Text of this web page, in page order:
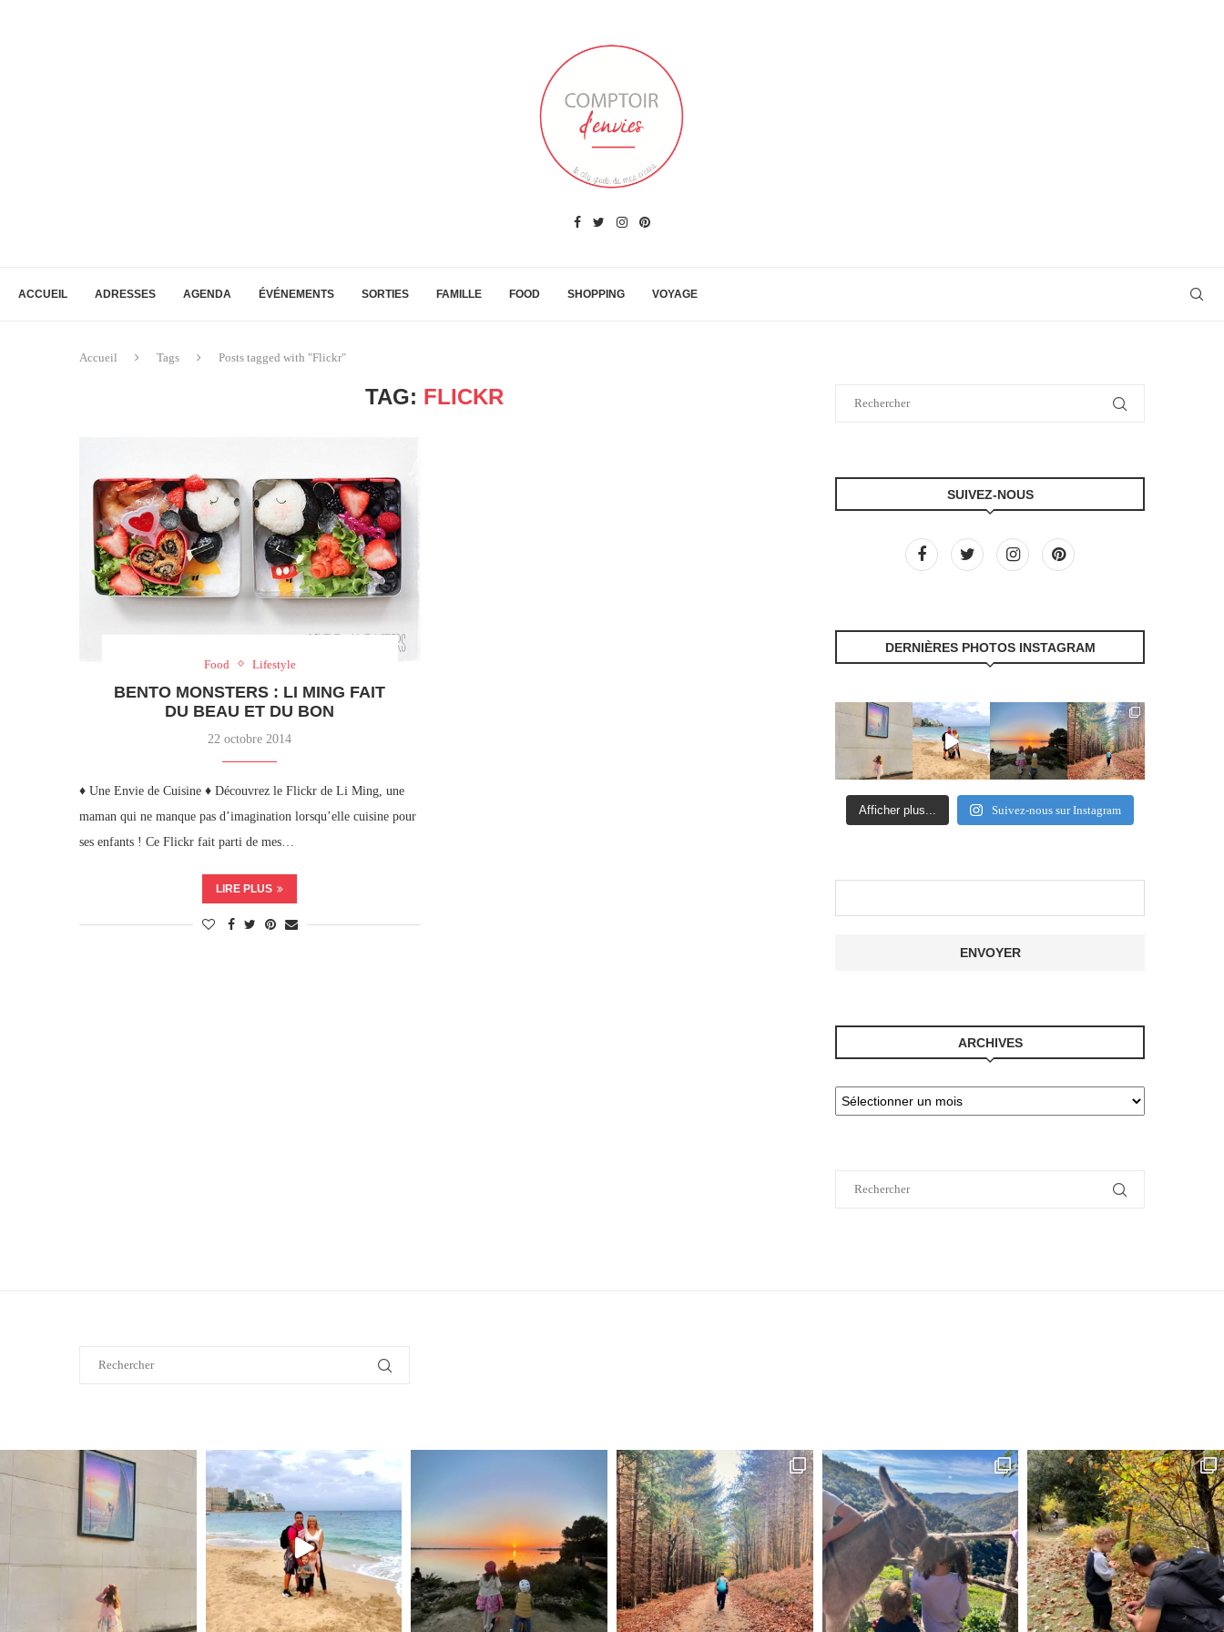
ACCUEIL ADRESSES AGENDA ÉVÉNEMENTS SORTIES FAMILLE FOOD SHOPPING VOYAGE
Accueil Tags Posts tagged with "Flickr"
TAG: FLICKR
Food Lifestyle
BENTO MONSTERS : LI MING FAIT
DU BEAU ET DU BON
22 octobre 2014
♦ Une Envie de Cuisine ♦ Découvrez le Flickr de Li Ming, une
maman qui ne manque pas d’imagination lorsqu’elle cuisine pour
ses enfants ! Ce Flickr fait parti de mes…
LIRE PLUS
SUIVEZ-NOUS
DERNIÈRES PHOTOS INSTAGRAM
Afficher plus... Suivez-nous sur Instagram
ARCHIVES